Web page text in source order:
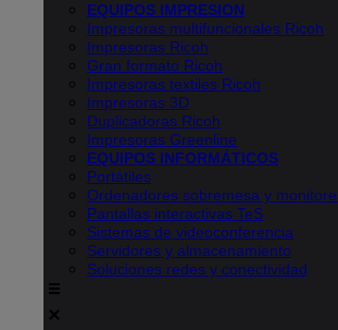
EQUIPOS IMPRESION
Impresoras multifuncionales Ricoh
Impresoras Ricoh
Gran formato Ricoh
Impresoras textiles Ricoh
Impresoras 3D
Duplicadoras Ricoh
Impresoras Greenline
EQUIPOS INFORMÁTICOS
Portátiles
Ordenadores sobremesa y
Pantallas interactivas TeS
Sistemas de videoconferencia
Servidores y almacenamiento
Soluciones redes y conectividad